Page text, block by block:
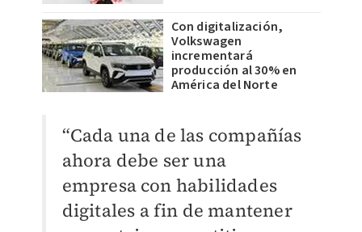
Con digitalización,
Volkswagen
incrementará
producción al 30% en
América del Norte
“Cada una de las compañías
ahora debe ser una
empresa con habilidades
digitales a fin de mantener